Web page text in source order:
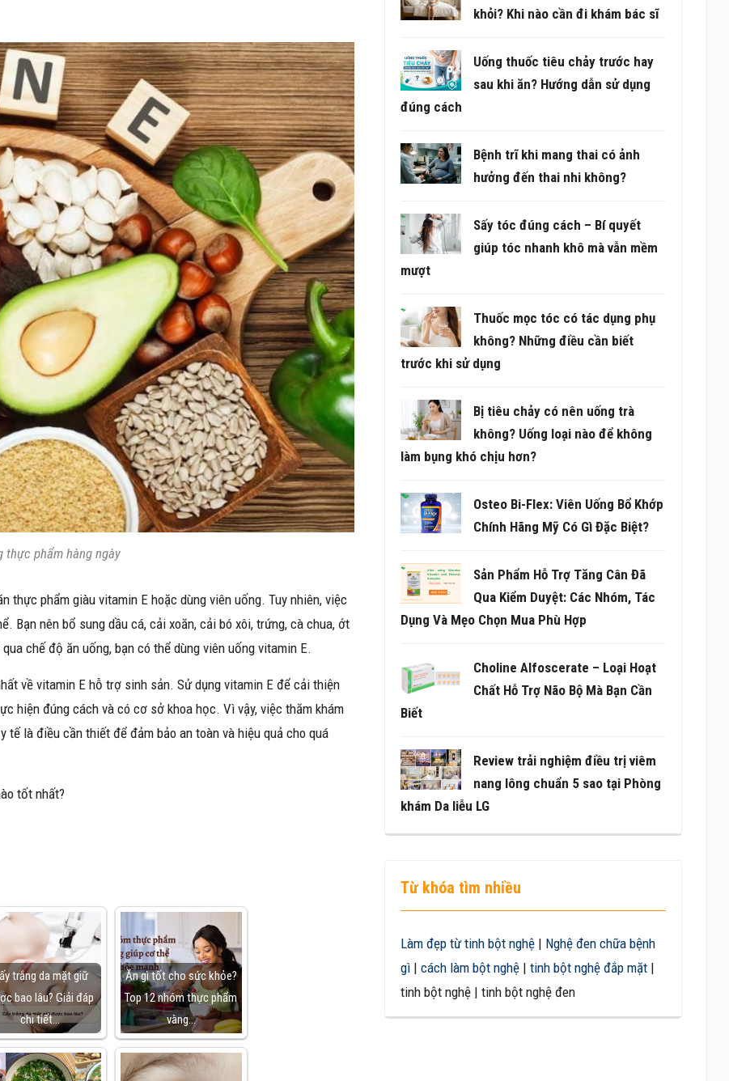
thực phẩm hàng ngày
thực phẩm giàu vitamin E hoặc dùng viên uống. Tuy nhiên, việc
Bạn nên bổ sung dầu cá, cải xoăn, cải bó xôi, trứng, cà chua, ớt
chế độ ăn uống, bạn có thể dùng viên uống vitamin E.
về vitamin E hỗ trợ sinh sản. Sử dụng vitamin E để cải thiện
hiện đúng cách và có cơ sở khoa học. Vì vậy, việc thăm khám
là điều cần thiết để đảm bảo an toàn và hiệu quả cho quá
tốt nhất?
trắng da mặt giữ
bao lâu? Giải đáp
chi tiết…
Ăn gì tốt cho sức khỏe?
Top 12 nhóm thực phẩm
vàng…
khỏi? Khi nào cần đi khám bác sĩ
Uống thuốc tiêu chảy trước hay
sau khi ăn? Hướng dẫn sử dụng
đúng cách
Bệnh trĩ khi mang thai có ảnh
hưởng đến thai nhi không?
Sấy tóc đúng cách – Bí quyết
giúp tóc nhanh khô mà vẫn mềm
mượt
Thuốc mọc tóc có tác dụng phụ
không? Những điều cần biết
trước khi sử dụng
Bị tiêu chảy có nên uống trà
không? Uống loại nào để không
làm bụng khó chịu hơn?
Osteo Bi-Flex: Viên Uống Bổ Khớp
Chính Hãng Mỹ Có Gì Đặc Biệt?
Sản Phẩm Hỗ Trợ Tăng Cân Đã
Qua Kiểm Duyệt: Các Nhóm, Tác
Dụng Và Mẹo Chọn Mua Phù Hợp
Choline Alfoscerate – Loại Hoạt
Chất Hỗ Trợ Não Bộ Mà Bạn Cần
Biết
Review trải nghiệm điều trị viêm
nang lông chuẩn 5 sao tại Phòng
khám Da liễu LG
Từ khóa tìm nhiều
Làm đẹp từ tinh bột nghệ| Nghệ đen chữa bệnh
gì| cách làm bột nghệ| tinh bột nghệ đắp mặt|
tinh bột nghệ | tinh bột nghệ đen